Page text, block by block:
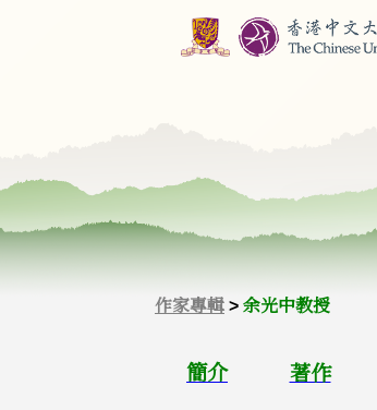
作家專輯 > 余光中教授
簡介 著作